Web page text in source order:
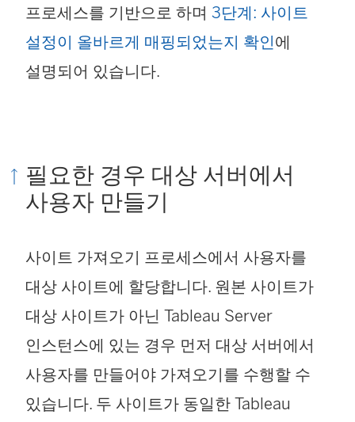
프로세스를 기반으로 하며 3단계: 사이트
설정이 올바르게 매핑되었는지 확인에
설명되어 있습니다.
필요한 경우 대상 서버에서
사용자 만들기
사이트 가져오기 프로세스에서 사용자를
대상 사이트에 할당합니다. 원본 사이트가
대상 사이트가 아닌 Tableau Server
인스턴스에 있는 경우 먼저 대상 서버에서
사용자를 만들어야 가져오기를 수행할 수
있습니다. 두 사이트가 동일한 Tableau